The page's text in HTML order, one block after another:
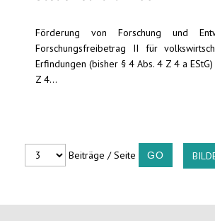
Förderung von Forschung und
Forschungsfreibetrag II für
Erfindungen (bisher § 4 Abs. 4 Z 4 a
Z 4...
Beiträge / Seite